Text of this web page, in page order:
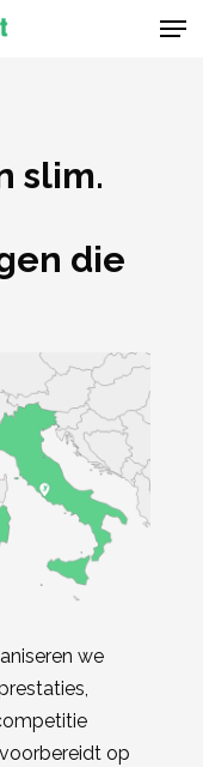
slim.
die
we
op